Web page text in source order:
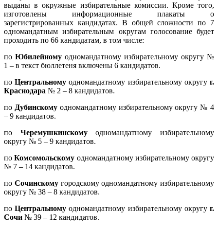
выданы в окружные избирательные комиссии. Кроме того,
изготовлены информационные плакаты о
зарегистрированных кандидатах. В общей сложности по 7
одномандатным избирательным округам голосование будет
проходить по 66 кандидатам, в том числе:
по Юбилейному одномандатному избирательному округу №
1 – в текст бюллетеня включены 6 кандидатов.
поЦентральному одномандатному избирательному округуг.
Краснодара № 2 – 8 кандидатов.
по Дубинскомуодномандатному избирательному округу № 4
– 9 кандидатов.
по Черемушкинскомуодномандатному избирательному
округу № 5 – 9 кандидатов.
поКомсомольскому одномандатному избирательному округу
№ 7 – 14 кандидатов.
по Сочинскому городскому одномандатному избирательному
округу № 38 – 8 кандидатов.
поЦентральномуодномандатному избирательному округуг.
Сочи № 39 – 12 кандидатов.